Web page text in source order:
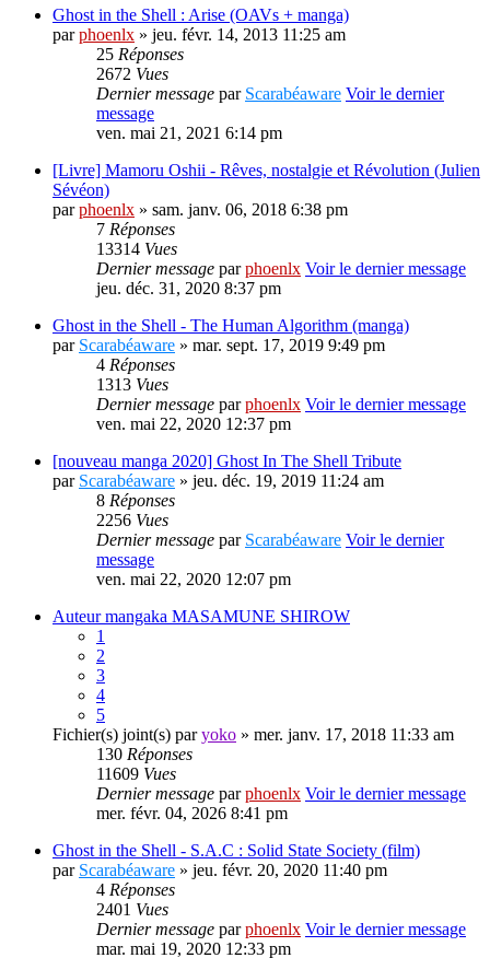
Ghost in the Shell : Arise (OAVs + manga)
parphoenlx » jeu. févr. 14, 2013 11:25 am
25 Réponses
2672 Vues
Dernier message par Scarabéaware Voir le dernier
message
ven. mai 21, 2021 6:14 pm
[Livre] Mamoru Oshii - Rêves, nostalgie et Révolution (Julien
Sévéon)
parphoenlx » sam. janv. 06, 2018 6:38 pm
7 Réponses
13314 Vues
Dernier message parphoenlx Voir le dernier message
jeu. déc. 31, 2020 8:37 pm
Ghost in the Shell - The Human Algorithm (manga)
par Scarabéaware » mar. sept. 17, 2019 9:49 pm
4 Réponses
1313 Vues
Dernier message parphoenlx Voir le dernier message
ven. mai 22, 2020 12:37 pm
[nouveau manga 2020] Ghost In The Shell Tribute
par Scarabéaware » jeu. déc. 19, 2019 11:24 am
8 Réponses
2256 Vues
Dernier message par Scarabéaware Voir le dernier
message
ven. mai 22, 2020 12:07 pm
Auteur mangaka MASAMUNE SHIROW
1
2
3
4
5
Fichier(s) joint(s) paryoko » mer. janv. 17, 2018 11:33 am
130 Réponses
11609 Vues
Dernier message parphoenlx Voir le dernier message
mer. févr. 04, 2026 8:41 pm
Ghost in the Shell - S.A.C : Solid State Society (film)
par Scarabéaware » jeu. févr. 20, 2020 11:40 pm
4 Réponses
2401 Vues
Dernier message parphoenlx Voir le dernier message
mar. mai 19, 2020 12:33 pm